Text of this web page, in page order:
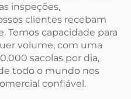
inspeções,
clientes recebam
Temos capacidade para
volume, com uma
sacolas por dia,
todo o mundo nos
confiável.